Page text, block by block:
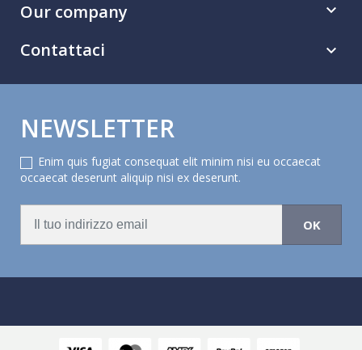
Our company 
Contattaci 
NEWSLETTER
Enim quis fugiat consequat elit minim nisi eu occaecat
occaecat deserunt aliquip nisi ex deserunt.